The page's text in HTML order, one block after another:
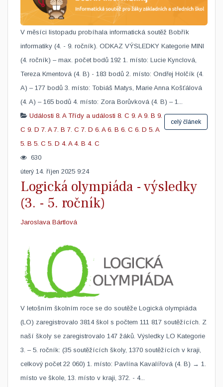
V měsíci listopadu probíhala informatická soutěž Bobřík
informatiky (4. - 9. ročník). ODKAZ VÝSLEDKY Kategorie MINI
(4. ročník) – max. počet bodů 192 1. místo: Lucie Kynclová,
Tereza Kmentová (4. B) - 183 bodů 2. místo: Ondřej Holčík (4.
A) – 177 bodů 3. místo: Tobiáš Matys, Marie Anna Košťálová
(4. A) – 165 bodů 4. místo: Zora Borůvková (4. B) – 1...
celý článek
Události 8. A Třídy a události 8. C 9. A 9. B 9.
C 9. D 7. A 7. B 7. C 7. D 6. A 6. B 6. C 6. D 5. A
5. B 5. C 5. D 4. A 4. B 4. C
630
úterý 14. říjen 2025 9:24
Logická olympiáda - výsledky
(3. - 5. ročník)
Jaroslava Bártlová
V letošním školním roce se do soutěže Logická olympiáda
(LO) zaregistrovalo 3814 škol s počtem 111 817 soutěžících. Z
naší školy se zaregistrovalo 147 žáků. Výsledky LO Kategorie
3. – 5. ročník: (35 soutěžících školy, 1370 soutěžících v kraji,
celkový počet 22 060) 1. místo: Pavlína Kavalířová (4. B) → 1.
místo ve škole, 13. místo v kraji, 372. - 4...